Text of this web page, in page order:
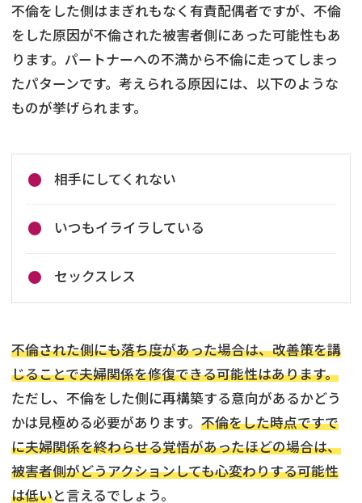
不倫をした側はまぎれもなく有責配偶者ですが、不倫
をした原因が不倫された被害者側にあった可能性もあ
ります。パートナーへの不満から不倫に走ってしまっ
たパターンです。考えられる原因には、以下のような
ものが挙げられます。
相手にしてくれない
いつもイライラしている
セックスレス
不倫された側にも落ち度があった場合は、改善策を講
じることで夫婦関係を修復できる可能性はあります。
ただし、不倫をした側に再構築する意向があるかどう
かは見極める必要があります。 不倫をした時点ですで
に夫婦関係を終わらせる覚悟があったほどの場合は、
被害者側がどうアクションしても心変わりする可能性
は低いと言えるでしょう。